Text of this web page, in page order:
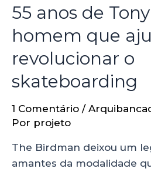
55 anos de
homem que
revolucionar o
skateboarding
1 Comentário /
Por projeto
The Birdman deixou um
amantes da modalidade